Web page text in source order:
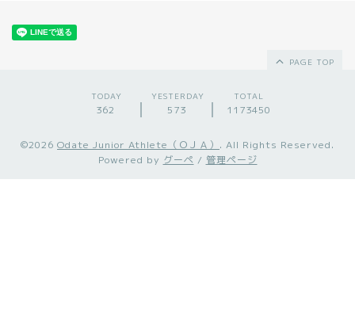
PAGE TOP
TODAY
362
YESTERDAY
573
TOTAL
1173450
©2026 Odate Junior Athlete（ＯＪＡ） . All Rights Reserved.
Powered by グーペ / 管理ページ